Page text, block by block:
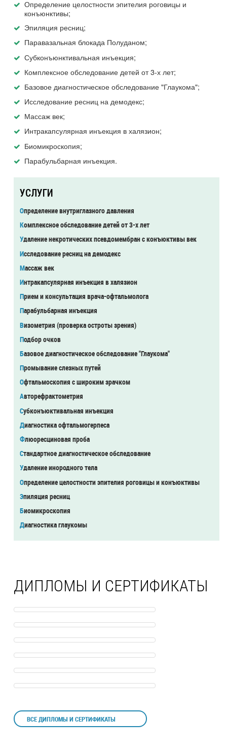
Определение целостности эпителия роговицы и
конъюнктивы;
Эпиляция ресниц;
Паравазальная блокада Полуданом;
Субконъюнктивальная инъекция;
Комплексное обследование детей от 3-х лет;
Базовое диагностическое обследование "Глаукома";
Исследование ресниц на демодекс;
Массаж век;
Интракапсулярная инъекция в халязион;
Биомикроскопия;
Парабульбарная инъекция.
УСЛУГИ
Определение внутриглазного давления
Комплексное обследование детей от 3-х лет
Удаление некротических псевдомембран с конъюктивы век
Исследование ресниц на демодекс
Массаж век
Интракапсулярная инъекция в халязион
Прием и консультация врача-офтальмолога
Парабульбарная инъекция
Визометрия (проверка остроты зрения)
Подбор очков
Базовое диагностическое обследование "Глаукома"
Промывание слезных путей
Офтальмоскопия с широким зрачком
Авторефрактометрия
Субконъюктивальная инъекция
Диагностика офтальмогерпеса
Флюоресциновая проба
Стандартное диагностическое обследование
Удаление инородного тела
Определение целостности эпителия роговицы и конъюктивы
Эпиляция ресниц
Биомикроскопия
Диагностика глаукомы
ДИПЛОМЫ И СЕРТИФИКАТЫ
ВСЕ ДИПЛОМЫ И СЕРТИФИКАТЫ